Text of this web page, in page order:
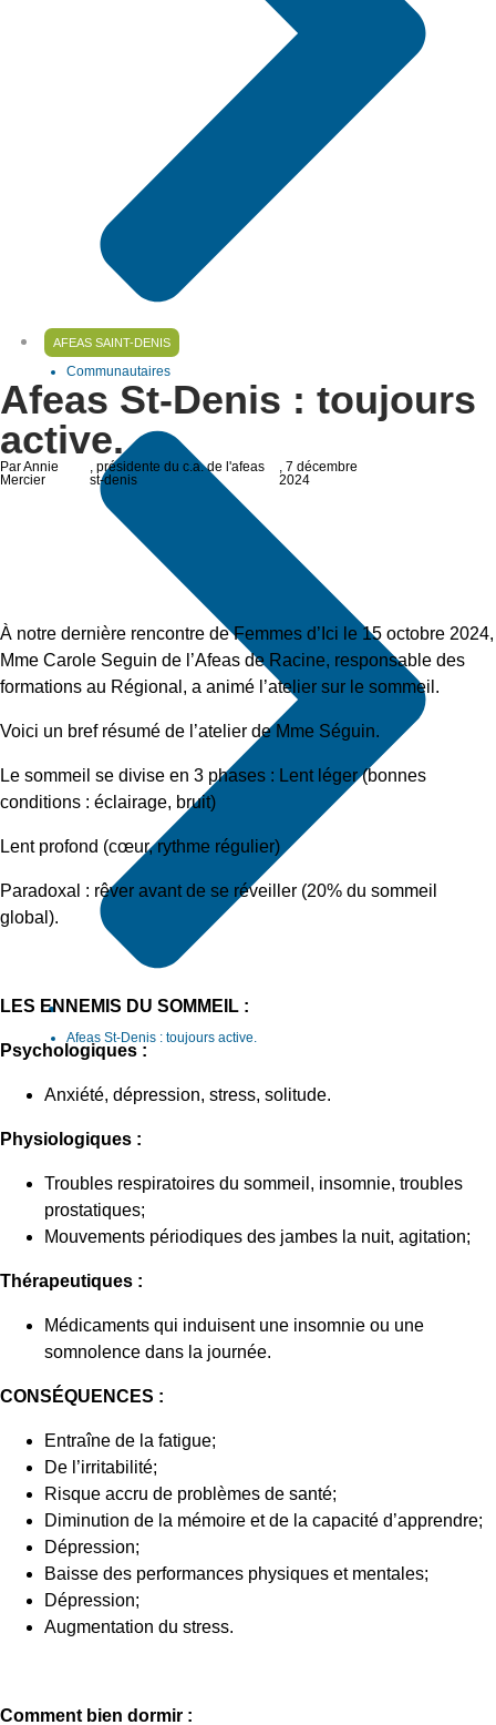
Communautaires
Afeas St-Denis : toujours active.
AFEAS SAINT-DENIS
Afeas St-Denis : toujours
active.
Par Annie
Mercier
, présidente du c.a. de l'afeas
st-denis
, 7 décembre
2024
À notre dernière rencontre de Femmes d’Ici le 15 octobre 2024,
Mme Carole Seguin de l’Afeas de Racine, responsable des
formations au Régional, a animé l’atelier sur le sommeil.
Voici un bref résumé de l’atelier de Mme Séguin.
Le sommeil se divise en 3 phases : Lent léger (bonnes
conditions : éclairage, bruit)
Lent profond (cœur, rythme régulier)
Paradoxal : rêver avant de se réveiller (20% du sommeil
global).
LES ENNEMIS DU SOMMEIL :
Psychologiques :
Anxiété, dépression, stress, solitude.
Physiologiques :
Troubles respiratoires du sommeil, insomnie, troubles
prostatiques;
Mouvements périodiques des jambes la nuit, agitation;
Thérapeutiques :
Médicaments qui induisent une insomnie ou une
somnolence dans la journée.
CONSÉQUENCES :
Entraîne de la fatigue;
De l’irritabilité;
Risque accru de problèmes de santé;
Diminution de la mémoire et de la capacité d’apprendre;
Dépression;
Baisse des performances physiques et mentales;
Dépression;
Augmentation du stress.
Comment bien dormir :